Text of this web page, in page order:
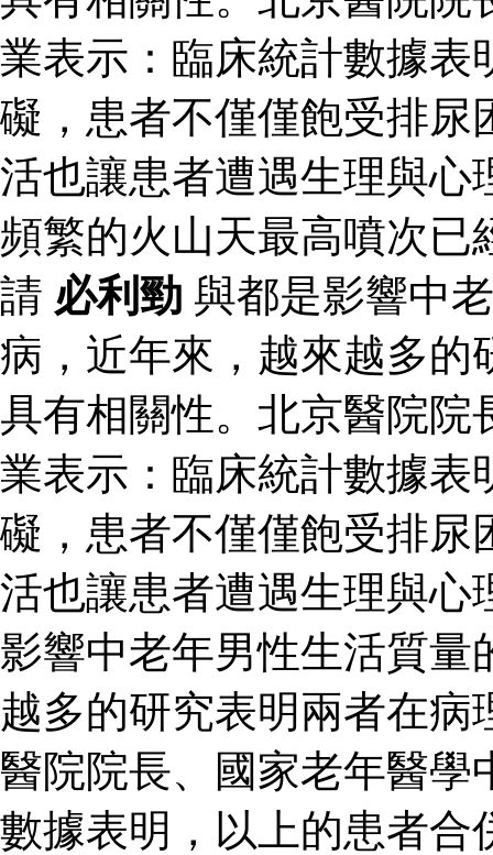
業表示：臨床統計數據表
礙，患者不僅僅飽受排尿
活也讓患者遭遇生理與
頻繁的火山天最高噴次
請 必利勁 與都是影響中
病，近年來，越來越多的
具有相關性。北京醫院院
業表示：臨床統計數據表
礙，患者不僅僅飽受排尿
活也讓患者遭遇生理與
影響中老年男性生活質量
越多的研究表明兩者在
醫院院長、國家老年醫學
數據表明，以上的患者合